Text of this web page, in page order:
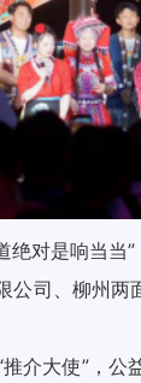
对是响当
司、柳州
介大使”，